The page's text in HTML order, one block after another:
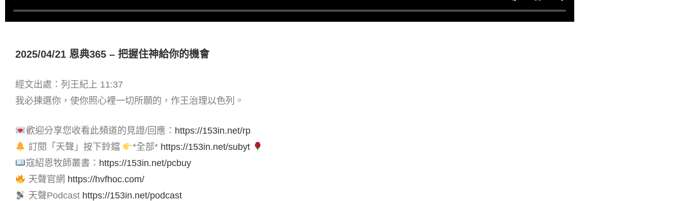
2025/04/21 恩典365 – 把握住神給你的機會
經文出處：列王紀上 11:37
我必揀選你，使你照心裡一切所願的，作王治理以色列。
歡迎分享您收看此頻道的見證/回應： https://153in.net/rp
訂閱「天聲」按下鈴鐺
*全部* https://153in.net/subyt
寇紹恩牧師叢書： https://153in.net/pcbuy
天聲官網 https://hvfhoc.com/
天聲Podcast https://153in.net/podcast